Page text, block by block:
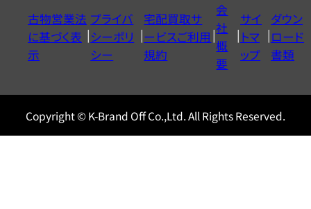
ヤ
ル
0120604117
古物営業法
に基づく表
示
プライバ
シーポリ
シー
宅配買取サ
ービスご利用
規約
会
社
概
要
サイ
トマ
ップ
ダウン
ロード
書類
Copyright © K-Brand Off Co.,Ltd. All Rights Reserved.